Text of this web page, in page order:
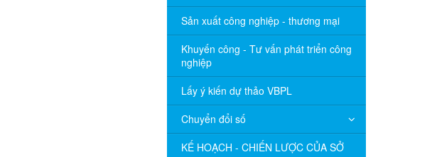
Sản xuất công nghiệp - thương mại
Khuyến công - Tư vấn phát triển công
nghiệp
Lấy ý kiến dự thảo VBPL
Chuyển đổi số
KẾ HOẠCH - CHIẾN LƯỢC CỦA SỞ